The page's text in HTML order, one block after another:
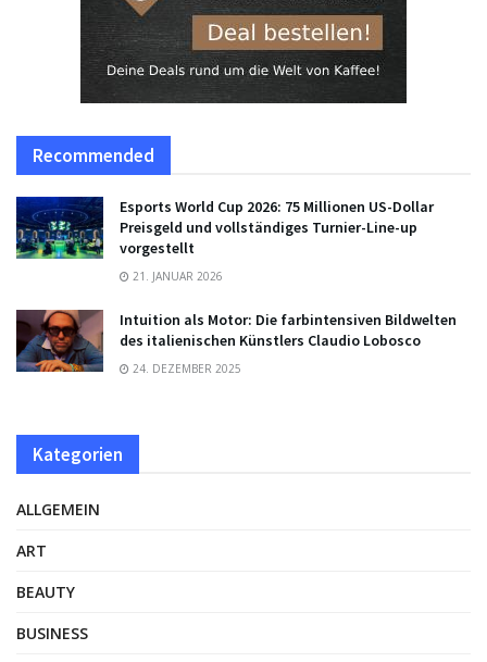
Recommended
Esports World Cup 2026: 75 Millionen US-Dollar
Preisgeld und vollständiges Turnier-Line-up
vorgestellt
21. JANUAR 2026
Intuition als Motor: Die farbintensiven Bildwelten
des italienischen Künstlers Claudio Lobosco
24. DEZEMBER 2025
Kategorien
ALLGEMEIN
ART
BEAUTY
BUSINESS